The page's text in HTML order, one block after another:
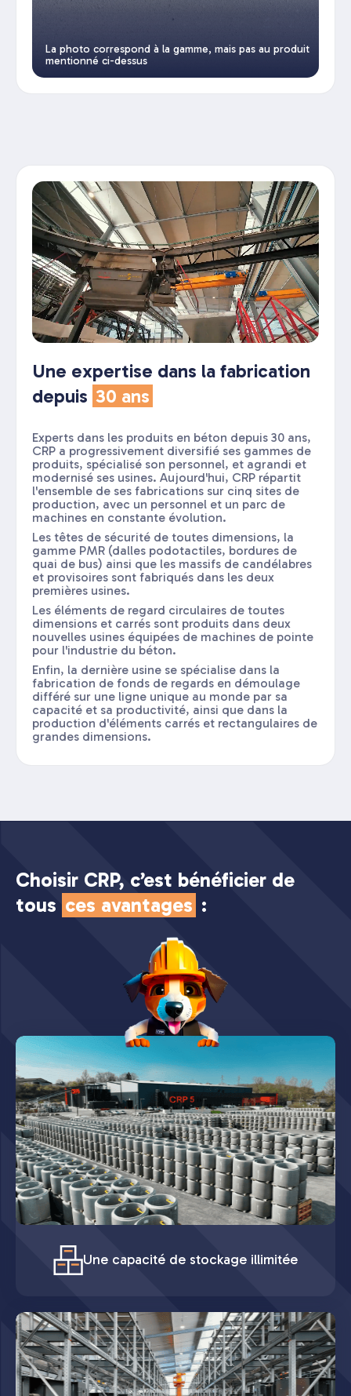
La photo correspond à la gamme, mais pas au produit
mentionné ci-dessus
Une expertise dans la fabrication
depuis 30 ans
Experts dans les produits en béton depuis 30 ans,
CRP a progressivement diversifié ses gammes de
produits, spécialisé son personnel, et agrandi et
modernisé ses usines. Aujourd'hui, CRP répartit
l'ensemble de ses fabrications sur cinq sites de
production, avec un personnel et un parc de
machines en constante évolution.
Les têtes de sécurité de toutes dimensions, la
gamme PMR (dalles podotactiles, bordures de
quai de bus) ainsi que les massifs de candélabres
et provisoires sont fabriqués dans les deux
premières usines.
Les éléments de regard circulaires de toutes
dimensions et carrés sont produits dans deux
nouvelles usines équipées de machines de pointe
pour l'industrie du béton.
Enfin, la dernière usine se spécialise dans la
fabrication de fonds de regards en démoulage
différé sur une ligne unique au monde par sa
capacité et sa productivité, ainsi que dans la
production d'éléments carrés et rectangulaires de
grandes dimensions.
Choisir CRP, c’est bénéficier de
tous ces avantages :
Une capacité de stockage illimitée